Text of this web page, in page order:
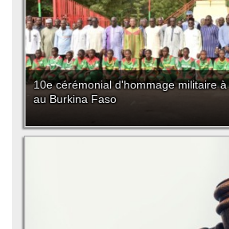
10e cérémonial d'hommage militaire
au Burkina Faso